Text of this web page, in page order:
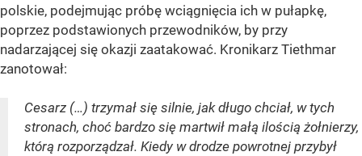
polskie, podejmując próbę wciągnięcia ich w pułapkę,
poprzez podstawionych przewodników, by przy
nadarzającej się okazji zaatakować. Kronikarz Tiethmar
zanotował:
Cesarz (…) trzymał się silnie, jak długo chciał, w tych
stronach, choć bardzo się martwił małą ilością żołnierzy,
którą rozporządzał. Kiedy w drodze powrotnej przybył